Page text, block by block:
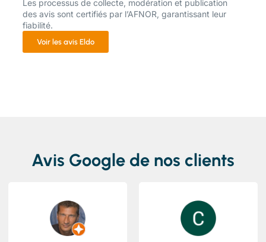
Les processus de collecte, modération et publication
des avis sont certifiés par l’AFNOR, garantissant leur
fiabilité.
Voir les avis Eldo
Avis Google de nos clients